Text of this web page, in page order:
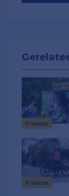
Premium
Premium